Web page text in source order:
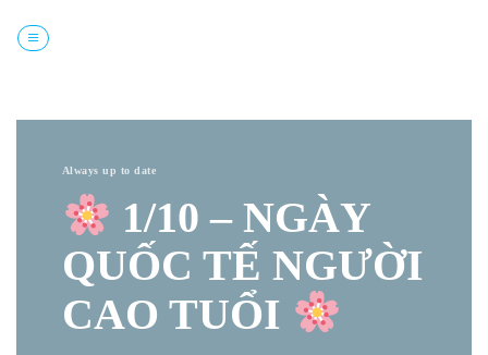
đến
Always up to date
1/10 – NGÀY
QUỐC TẾ NGƯỜI
CAO TUỔI